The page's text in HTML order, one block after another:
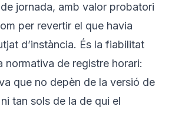
jornada, amb valor probatori
per revertir el que havia
d’instància. És la fiabilitat
normativa de registre horari:
que no depèn de la versió de
tan sols de la de qui el